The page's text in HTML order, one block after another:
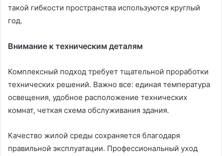
такой гибкости пространства используются круглый
год.
Внимание к техническим деталям
Комплексный подход требует тщательной проработки
технических решений. Важно все: единая температура
освещения, удобное расположение технических
комнат, четкая схема обслуживания здания.
Качество жилой среды сохраняется благодаря
правильной эксплуатации. Профессиональный уход